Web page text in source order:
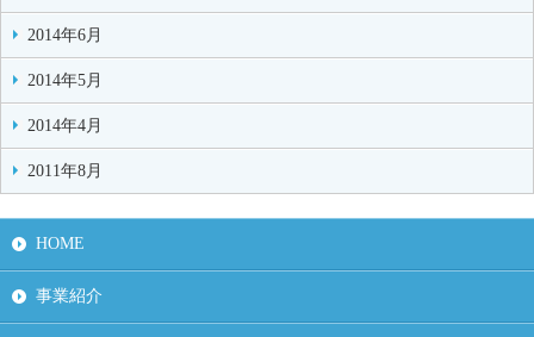
2014年6月
2014年5月
2014年4月
2011年8月
HOME
事業紹介